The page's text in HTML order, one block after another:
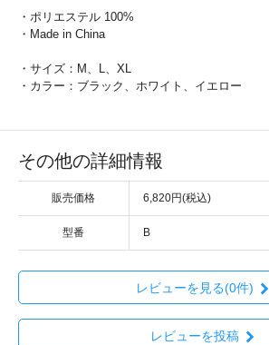
・ポリエステル 100%
・Made in China
・サイズ：M、L、XL
・カラー：ブラック、ホワイト、イエロー
その他の詳細情報
販売価格 6,820円(税込)
型番 B
レビューを見る(0件)
レビューを投稿